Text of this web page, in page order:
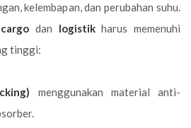
kelembapan, dan perubahan suhu.
cargo dan logistikharus memenuhi
tinggi:
menggunakan material anti-